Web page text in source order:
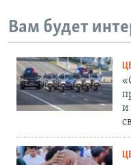
Вам будет
и